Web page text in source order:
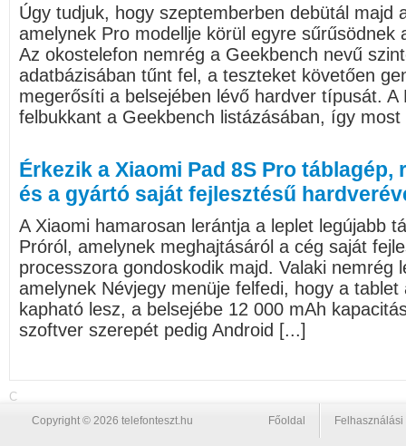
Úgy tudjuk, hogy szeptemberben debütál majd
amelynek Pro modellje körül egyre sűrűsödnek
Az okostelefon nemrég a Geekbench nevű
adatbázisában tűnt fel, a teszteket követően
megerősíti a belsejében lévő hardver típusát. A
felbukkant a Geekbench listázásában, így
Érkezik a Xiaomi Pad 8S Pro táblagép,
és a gyártó saját fejlesztésű
A Xiaomi hamarosan lerántja a leplet legújabb
Próról, amelynek meghajtásáról a cég saját
processzora gondoskodik majd. Valaki nemrég
amelynek Névjegy menüje felfedi, hogy a
kapható lesz, a belsejébe 12 000 mAh
szoftver szerepét pedig Android [...]
C
Copyright © 2026 telefonteszt.hu Főoldal